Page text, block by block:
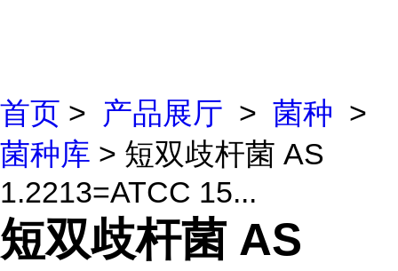
首页 > 产品展厅 > 菌种 >
菌种库 > 短双歧杆菌 AS
1.2213=ATCC 15...
短双歧杆菌 AS